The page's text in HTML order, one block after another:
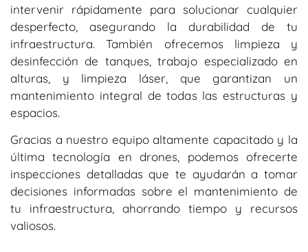
intervenir rápidamente para solucionar cualquier
desperfecto, asegurando la durabilidad de tu
infraestructura. También ofrecemos limpieza y
desinfección de tanques, trabajo especializado en
alturas, y limpieza láser, que garantizan un
mantenimiento integral de todas las estructuras y
espacios.
Gracias a nuestro equipo altamente capacitado y la
última tecnología en drones, podemos ofrecerte
inspecciones detalladas que te ayudarán a tomar
decisiones informadas sobre el mantenimiento de
tu infraestructura, ahorrando tiempo y recursos
valiosos.